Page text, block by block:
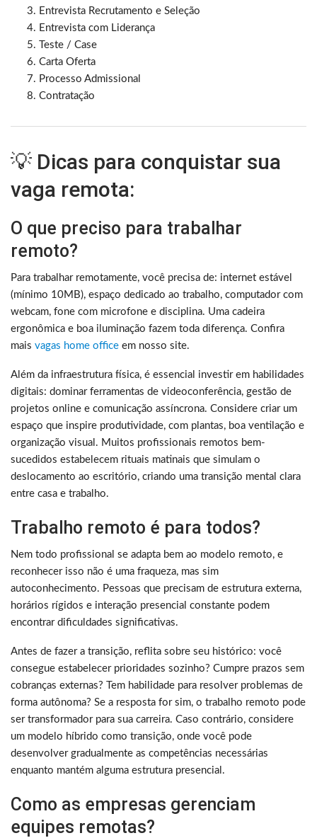
Entrevista Recrutamento e Seleção
Entrevista com Liderança
Teste / Case
Carta Oferta
Processo Admissional
Contratação
💡 Dicas para conquistar sua
vaga remota:
O que preciso para trabalhar
remoto?
Para trabalhar remotamente, você precisa de: internet estável
(mínimo 10MB), espaço dedicado ao trabalho, computador com
webcam, fone com microfone e disciplina. Uma cadeira
ergonômica e boa iluminação fazem toda diferença. Confira
mais vagas home office em nosso site.
Além da infraestrutura física, é essencial investir em habilidades
digitais: dominar ferramentas de videoconferência, gestão de
projetos online e comunicação assíncrona. Considere criar um
espaço que inspire produtividade, com plantas, boa ventilação e
organização visual. Muitos profissionais remotos bem-
sucedidos estabelecem rituais matinais que simulam o
deslocamento ao escritório, criando uma transição mental clara
entre casa e trabalho.
Trabalho remoto é para todos?
Nem todo profissional se adapta bem ao modelo remoto, e
reconhecer isso não é uma fraqueza, mas sim
autoconhecimento. Pessoas que precisam de estrutura externa,
horários rígidos e interação presencial constante podem
encontrar dificuldades significativas.
Antes de fazer a transição, reflita sobre seu histórico: você
consegue estabelecer prioridades sozinho? Cumpre prazos sem
cobranças externas? Tem habilidade para resolver problemas de
forma autônoma? Se a resposta for sim, o trabalho remoto pode
ser transformador para sua carreira. Caso contrário, considere
um modelo híbrido como transição, onde você pode
desenvolver gradualmente as competências necessárias
enquanto mantém alguma estrutura presencial.
Como as empresas gerenciam
equipes remotas?